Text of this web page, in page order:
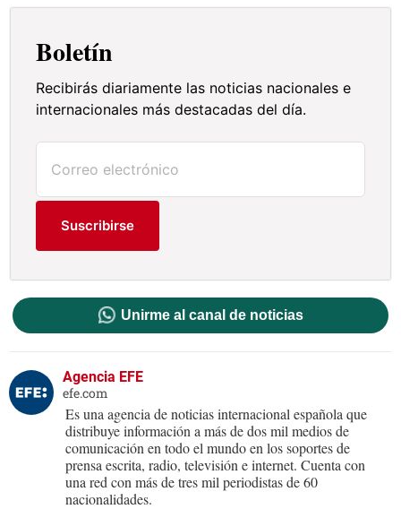
Boletín
Recibirás diariamente las noticias nacionales e
internacionales más destacadas del día.
Suscribirse
Unirme al canal de noticias
Agencia EFE
efe.com
Es una agencia de noticias internacional española que
distribuye información a más de dos mil medios de
comunicación en todo el mundo en los soportes de
prensa escrita, radio, televisión e internet. Cuenta con
una red con más de tres mil periodistas de 60
nacionalidades.